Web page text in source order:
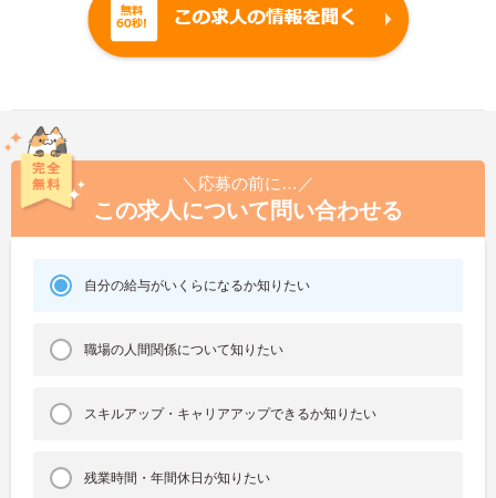
＼応募の前に…／
この求人について問い合わせる
自分の給与がいくらになるか知りたい
職場の人間関係について知りたい
スキルアップ・キャリアアップできるか知りたい
残業時間・年間休日が知りたい